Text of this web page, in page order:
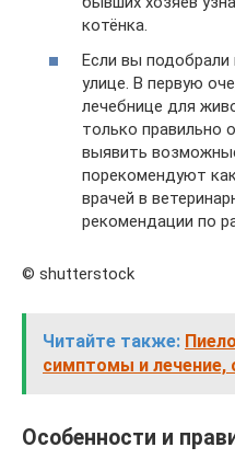
котёнка.
Если вы
улице. В первую
лечебнице для
только правильно
выявить
порекомендуют
врачей в
рекомендации по
© shutterstock
Читайте также:
симптомы и лечение,
Особенности и